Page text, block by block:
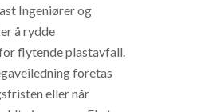
Ingeniører og
å rydde
flytende plastavfall.
foretas
eller når